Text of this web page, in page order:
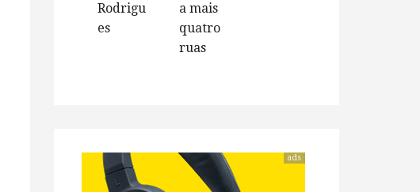
Rodrigu
es
a mais
quatro
ruas
ads